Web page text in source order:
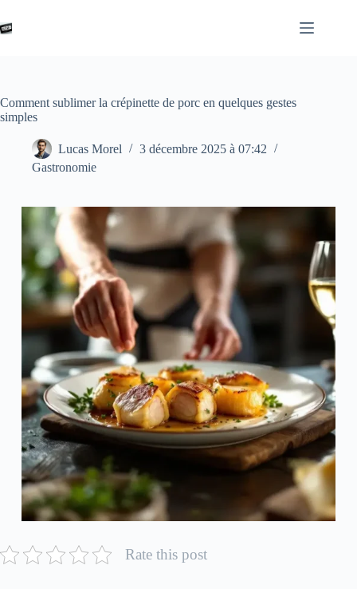
au
contenu
Comment sublimer la crépinette de porc en quelques gestes
simples
Lucas Morel
3 décembre 2025 à 07:42
Gastronomie
Rate this post